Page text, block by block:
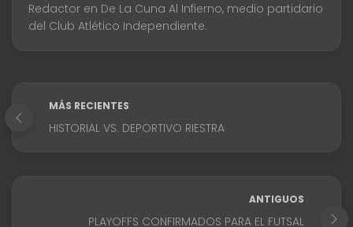
Redactor en De La Cuna Al Infierno, medio partidario
del Club Atlético Independiente.
MÁS RECIENTES
HISTORIAL VS. DEPORTIVO RIESTRA
ANTIGUOS
PLAYOFFS CONFIRMADOS PARA EL FUTSAL